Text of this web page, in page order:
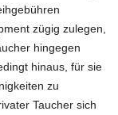
zügig zulegen,
hingegen
hinaus, für sie
zu
Taucher sich